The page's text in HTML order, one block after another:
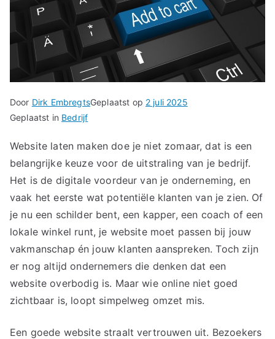
Door Dirk EmbregtsGeplaatst op 2 juli 2025
Geplaatst in Bedrijf
Website laten maken doe je niet zomaar, dat is een
belangrijke keuze voor de uitstraling van je bedrijf.
Het is de digitale voordeur van je onderneming, en
vaak het eerste wat potentiële klanten van je zien. Of
je nu een schilder bent, een kapper, een coach of een
lokale winkel runt, je website moet passen bij jouw
vakmanschap én jouw klanten aanspreken. Toch zijn
er nog altijd ondernemers die denken dat een
website overbodig is. Maar wie online niet goed
zichtbaar is, loopt simpelweg omzet mis.
Een goede website straalt vertrouwen uit. Bezoekers